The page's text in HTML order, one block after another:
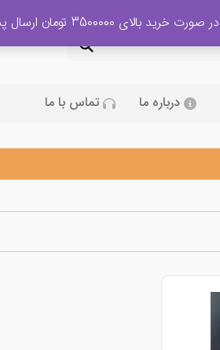
درباره ما تماس با ما
در صورت خرید بالای 3500000 تومان ارسال پستی رایگان میباشد.